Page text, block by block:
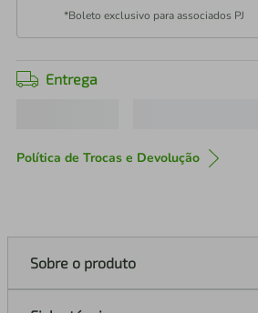
*Boleto exclusivo para associados PJ
Entrega
Política de Trocas e Devolução
Sobre o produto